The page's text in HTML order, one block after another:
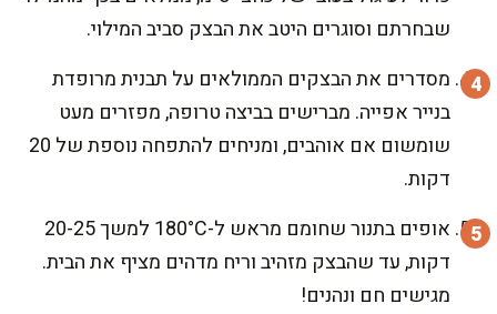
שבחרתם וסוגרים היטב את הבצק סביב המילוי.
מסדרים את הבצקים הממולאים על תבנית מרופדת
בנייר אפייה. מברישים בביצה טרופה, מפזרים מעט
שומשום אם אוהבים, ומניחים להתפחה נוספת של 20
דקות.
אופים בתנור שחומם מראש ל-180°C למשך 20-25
דקות, עד שהבצק מזהיב וריח מדהים מציף את הבית.
מגישים חם ונהנים!